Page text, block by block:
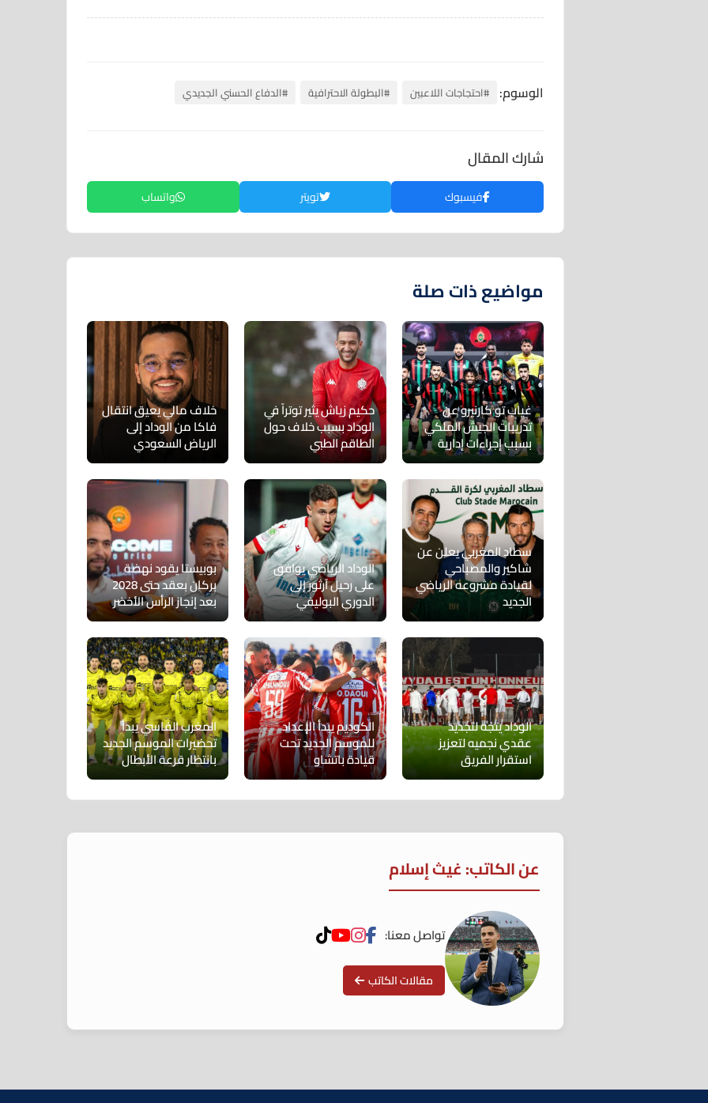
الوسوم: #احتجاجات اللاعبين #البطولة الاحترافية #الدفاع الحسني الجديدي
شارك المقال
فيسبوك تويتر واتساب
مواضيع ذات صلة
غياب تو كارنيرو عن
تدريبات الجيش الملكي
بسبب إجراءات إدارية
حكيم زياش يثير توتراً في
الوداد بسبب خلاف حول
الطاقم الطبي
خلاف مالي يعيق انتقال
فاكا من الوداد إلى
الرياض السعودي
سطاد المغربي يعلن عن
شاكير والمصباحي
لقيادة مشروعه الرياضي
الجديد
الوداد الرياضي يوافق
على رحيل آرثور إلى
الدوري البوليفي
بوبيستا يقود نهضة
بركان بعقد حتى 2028
بعد إنجاز الرأس الأخضر
الوداد يتجه لتجديد
عقدي نجميه لتعزيز
استقرار الفريق
الكوديم يبدأ الإعداد
للموسم الجديد تحت
قيادة باتشاو
المغرب الفاسي يبدأ
تحضيرات الموسم الجديد
بانتظار قرعة الأبطال
عن الكاتب: غيث إسلام
تواصل معنا:
مقالات الكاتب